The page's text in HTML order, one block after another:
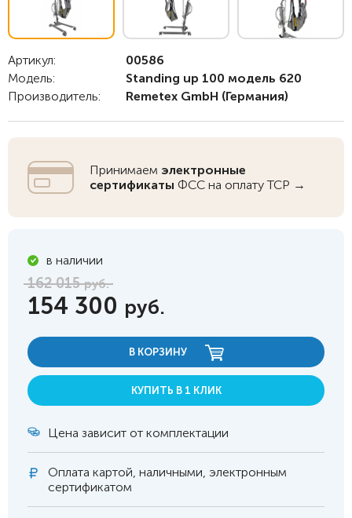
Артикул:
00586
Модель:
Standing up 100 модель 620
Производитель:
Remetex GmbH (Германия)
Принимаем электронные
сертификаты ФСС на оплату ТСР →
в наличии
162 015руб.
154 300 руб.
В КОРЗИНУ
КУПИТЬ В 1 КЛИК
Цена зависит от комплектации
Оплата картой, наличными, электронным
сертификатом